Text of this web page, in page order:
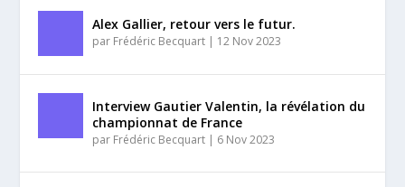
Alex Gallier, retour vers le futur.
par Frédéric Becquart | 12 Nov 2023
Interview Gautier Valentin, la révélation du
championnat de France
par Frédéric Becquart | 6 Nov 2023